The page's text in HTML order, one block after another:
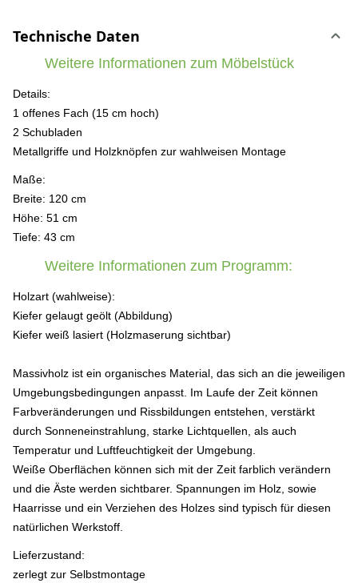
Technische Daten
Weitere Informationen zum Möbelstück
Details:
1 offenes Fach (15 cm hoch)
2 Schubladen
Metallgriffe und Holzknöpfen zur wahlweisen Montage
Maße:
Breite: 120 cm
Höhe: 51 cm
Tiefe: 43 cm
Weitere Informationen zum Programm:
Holzart (wahlweise):
Kiefer gelaugt geölt (Abbildung)
Kiefer weiß lasiert (Holzmaserung sichtbar)
Massivholz ist ein organisches Material, das sich an die jeweiligen
Umgebungsbedingungen anpasst. Im Laufe der Zeit können
Farbveränderungen und Rissbildungen entstehen, verstärkt
durch Sonneneinstrahlung, starke Lichtquellen, als auch
Temperatur und Luftfeuchtigkeit der Umgebung.
Weiße Oberflächen können sich mit der Zeit farblich verändern
und die Äste werden sichtbarer. Spannungen im Holz, sowie
Haarrisse und ein Verziehen des Holzes sind typisch für diesen
natürlichen Werkstoff.
Lieferzustand:
zerlegt zur Selbstmontage